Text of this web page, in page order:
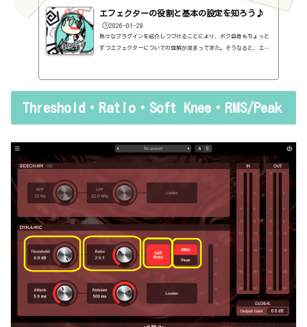
エフェクターの役割と基本の設定を知ろう♪
🕒️2026-01-28
色々なプラグインを紹介しつづけることにより、ボク自身もちょっと
ずつエフェクターについての理解が深まってきた。そうなると、エフ
で基本的なつまみに関する説明を毎回書くのも、それはそれで面倒く
Threshold・Ratio・Soft Knee・RMS/Peak